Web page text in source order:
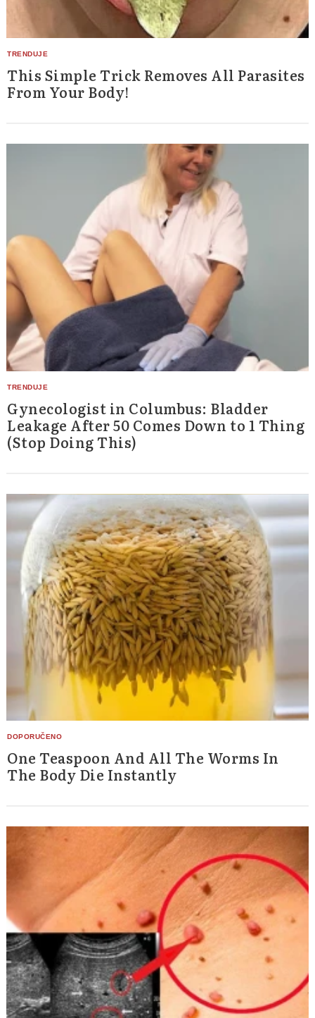
This Simple Trick Removes All Parasites
From Your Body!
Gynecologist in Columbus: Bladder
Leakage After 50 Comes Down to 1 Thing
(Stop Doing This)
One Teaspoon And All The Worms In
The Body Die Instantly